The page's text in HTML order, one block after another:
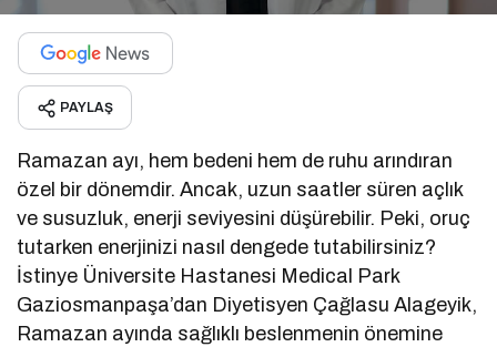
PAYLAŞ
Ramazan ayı, hem bedeni hem de ruhu arındıran
özel bir dönemdir. Ancak, uzun saatler süren açlık
ve susuzluk, enerji seviyesini düşürebilir. Peki, oruç
tutarken enerjinizi nasıl dengede tutabilirsiniz?
İstinye Üniversite Hastanesi Medical Park
Gaziosmanpaşa’dan Diyetisyen Çağlasu Alageyik,
Ramazan ayında sağlıklı beslenmenin önemine